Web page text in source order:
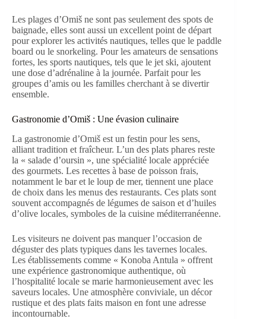
Les plages d’Omiš ne sont pas seulement des spots de
baignade, elles sont aussi un excellent point de départ
pour explorer les activités nautiques, telles que le paddle
board ou le snorkeling. Pour les amateurs de sensations
fortes, les sports nautiques, tels que le jet ski, ajoutent
une dose d’adrénaline à la journée. Parfait pour les
groupes d’amis ou les familles cherchant à se divertir
ensemble.
Gastronomie d’Omiš : Une évasion culinaire
La gastronomie d’Omiš est un festin pour les sens,
alliant tradition et fraîcheur. L’un des plats phares reste
la « salade d’oursin », une spécialité locale appréciée
des gourmets. Les recettes à base de poisson frais,
notamment le bar et le loup de mer, tiennent une place
de choix dans les menus des restaurants. Ces plats sont
souvent accompagnés de légumes de saison et d’huiles
d’olive locales, symboles de la cuisine méditerranéenne.
Les visiteurs ne doivent pas manquer l’occasion de
déguster des plats typiques dans les tavernes locales.
Les établissements comme « Konoba Antula » offrent
une expérience gastronomique authentique, où
l’hospitalité locale se marie harmonieusement avec les
saveurs locales. Une atmosphère conviviale, un décor
rustique et des plats faits maison en font une adresse
incontournable.